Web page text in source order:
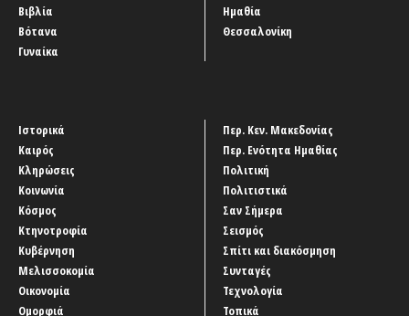
Βιβλία
Βότανα
Γυναίκα
Ημαθία
Θεσσαλονίκη
Ιστορικά
Καιρός
Κληρώσεις
Κοινωνία
Κόσμος
Κτηνοτροφία
Κυβέρνηση
Μελισσοκομία
Οικονομία
Ομορφιά
Περ. Κεν. Μακεδονίας
Περ. Ενότητα Ημαθίας
Πολιτική
Πολιτιστικά
Σαν Σήμερα
Σεισμός
Σπίτι και διακόσμηση
Συνταγές
Τεχνολογία
Τοπικά